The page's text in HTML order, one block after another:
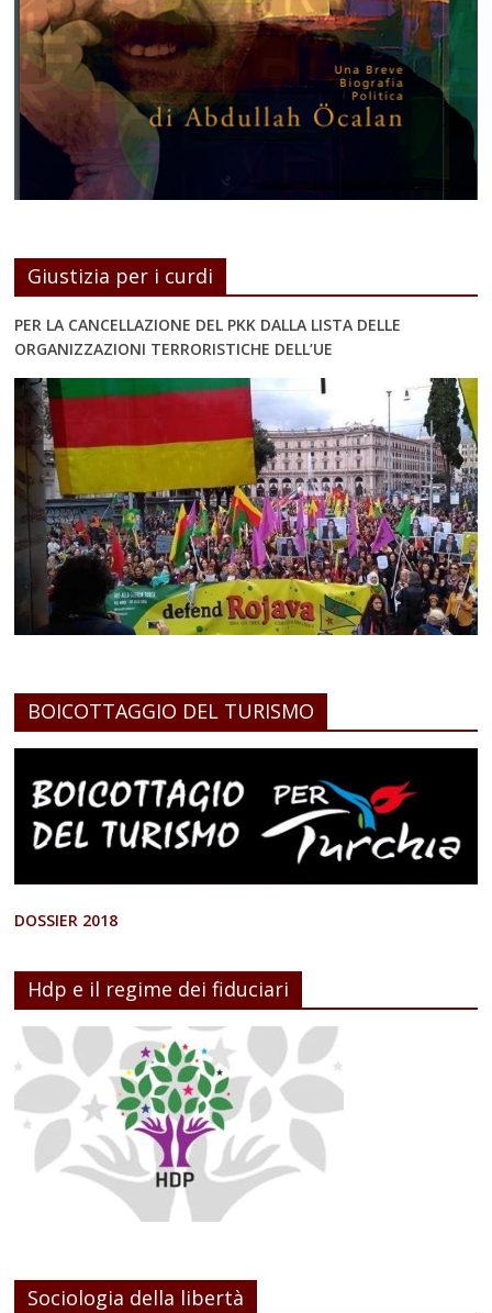
Giustizia per i curdi
PER LA CANCELLAZIONE DEL PKK DALLA LISTA DELLE
ORGANIZZAZIONI TERRORISTICHE DELL’UE
BOICOTTAGGIO DEL TURISMO
DOSSIER 2018
Hdp e il regime dei fiduciari
Sociologia della libertà